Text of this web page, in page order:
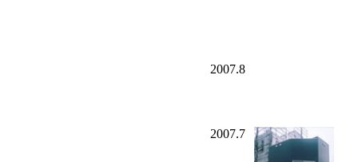
2007.8
2007.7